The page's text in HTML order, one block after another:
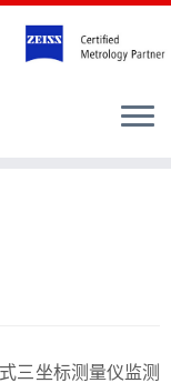
三坐标测量仪监测